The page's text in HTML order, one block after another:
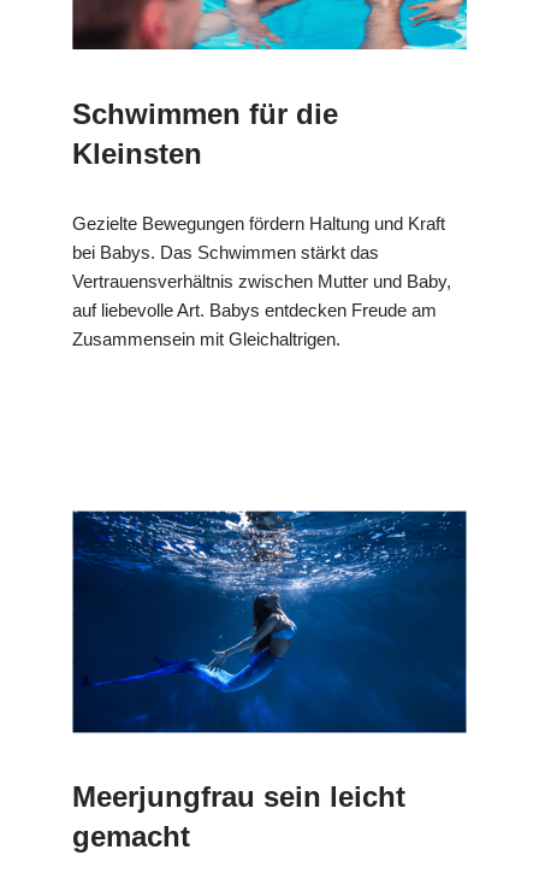
Schwimmen für die
Kleinsten
Gezielte Bewegungen fördern Haltung und Kraft
bei Babys. Das Schwimmen stärkt das
Vertrauensverhältnis zwischen Mutter und Baby,
auf liebevolle Art. Babys entdecken Freude am
Zusammensein mit Gleichaltrigen.
Meerjungfrau sein leicht
gemacht